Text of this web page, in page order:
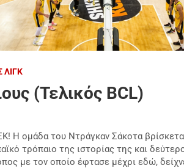
ΛΙΓΚ
(Τελικός BCL)
Η ομάδα του Ντράγκαν Σάκοτα
τρόπαιο της ιστορίας της και
με τον οποίο έφτασε μέχρι εδώ,